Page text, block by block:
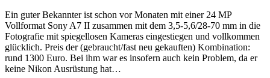
Ein guter Bekannter ist schon vor Monaten mit einer 24 MP
Vollformat Sony A7 II zusammen mit dem 3,5-5,6/28-70 mm in die
Fotografie mit spiegellosen Kameras eingestiegen und vollkommen
glücklich. Preis der (gebraucht/fast neu gekauften) Kombination:
rund 1300 Euro. Bei ihm war es insofern auch kein Problem, da er
keine Nikon Ausrüstung hat…